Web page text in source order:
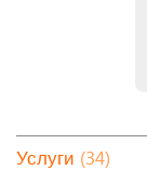
улучшение
солярий,
Услуги (34)